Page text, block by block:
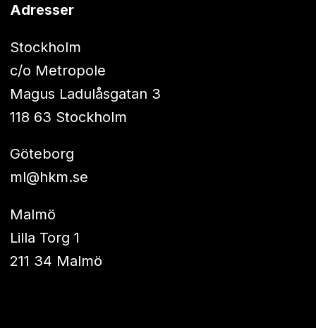
Adresser
Stockholm
c/o Metropole
Magus Ladulåsgatan 3
118 63 Stockholm
Göteborg
ml@hkm.se
Malmö
Lilla Torg 1
211 34 Malmö